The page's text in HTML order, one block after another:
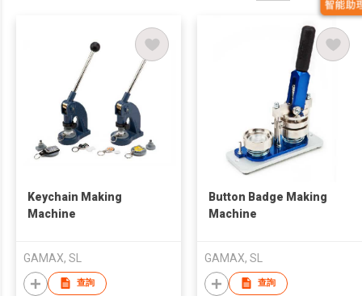
Keychain Making
Machine
GAMAX, SL
查詢
Button Badge Making
Machine
GAMAX, SL
查詢